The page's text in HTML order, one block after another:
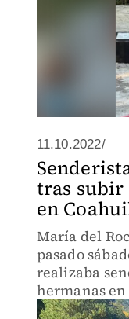
11.10.2022/
tras subir
en
María del
pasado
realizaba
hermanas
Coahuila.